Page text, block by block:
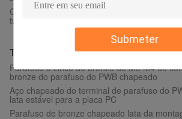
Submeter
Costume 1/2” - 24" encaixes de tubo de
tubulação do cobre de 45 graus para o
Terminal de parafuso do PWB
Parafuse o zinco de bronze do M3 M4 do
bronze do parafuso do PWB chapeado
Aço chapeado do terminal de parafuso do
lata estável para a placa PC
Parafuso de bronze chapeado lata da